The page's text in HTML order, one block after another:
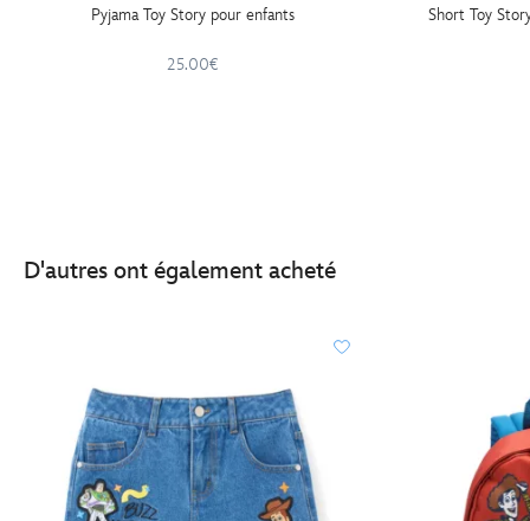
Pyjama Toy Story pour enfants
25.00€
Short Toy
D'autres ont également acheté